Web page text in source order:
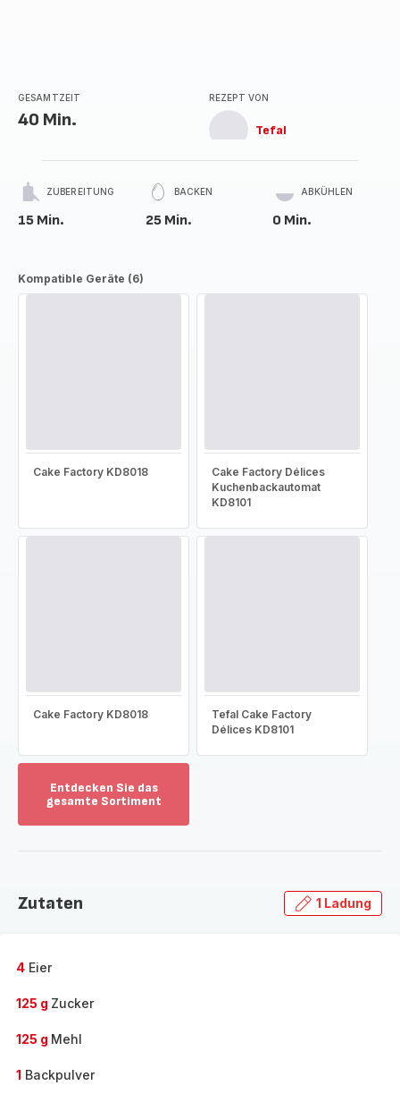
GESAMTZEIT
40 Min.
REZEPT VON
Tefal
ZUBEREITUNG
15 Min.
BACKEN
25 Min.
ABKÜHLEN
0 Min.
Kompatible Geräte (6)
Cake Factory KD8018
Cake Factory Délices
Kuchenbackautomat
KD8101
Cake Factory KD8018
Tefal Cake Factory
Délices KD8101
Entdecken Sie das
gesamte Sortiment
das
Zutaten 1 Ladung
4 Eier
125 g Zucker
125 g Mehl
1 Backpulver